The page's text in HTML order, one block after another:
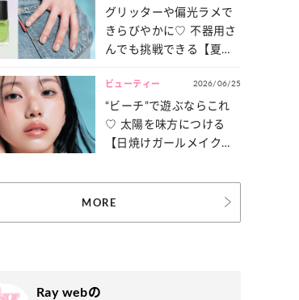
グリッターや偏光ラメで
きらびやかに♡ 不器用さ
んでも挑戦できる【夏ネ
ビューティー 2026/06/25
“ビーチ”で遊ぶならこれ
♡ 太陽を味方につける
【日焼けガールメイク】
MORE
Ray webの